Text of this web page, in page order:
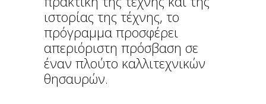
ιστορίας της τέχνης, το
πρόγραμμα προσφέρει
απεριόριστη πρόσβαση σε
έναν πλούτο καλλιτεχνικών
θησαυρών.